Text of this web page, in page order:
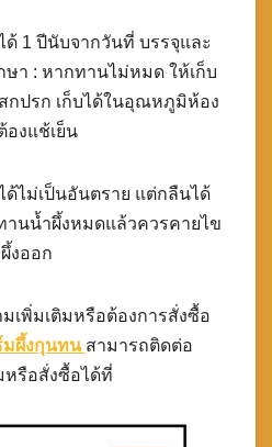
ด้ 1 ปีนับจากวันที่ บรรจุและ
ษา : หากทานไม่หมด ให้เก็บ
กปรก เก็บได้ในอุณหภูมิห้อง
องแช้เย็น
ด้ไม่เป็นอันตราย แต่กลืนได้
านน้ำผึ้งหมดแล้วควรคายไข
ผึ้งออก
เพิ่มเติมหรือต้องการสั่งซื้อ
มผึ้งกุนทน สามารถติดต่อ
หรือสั่งซื้อได้ที่